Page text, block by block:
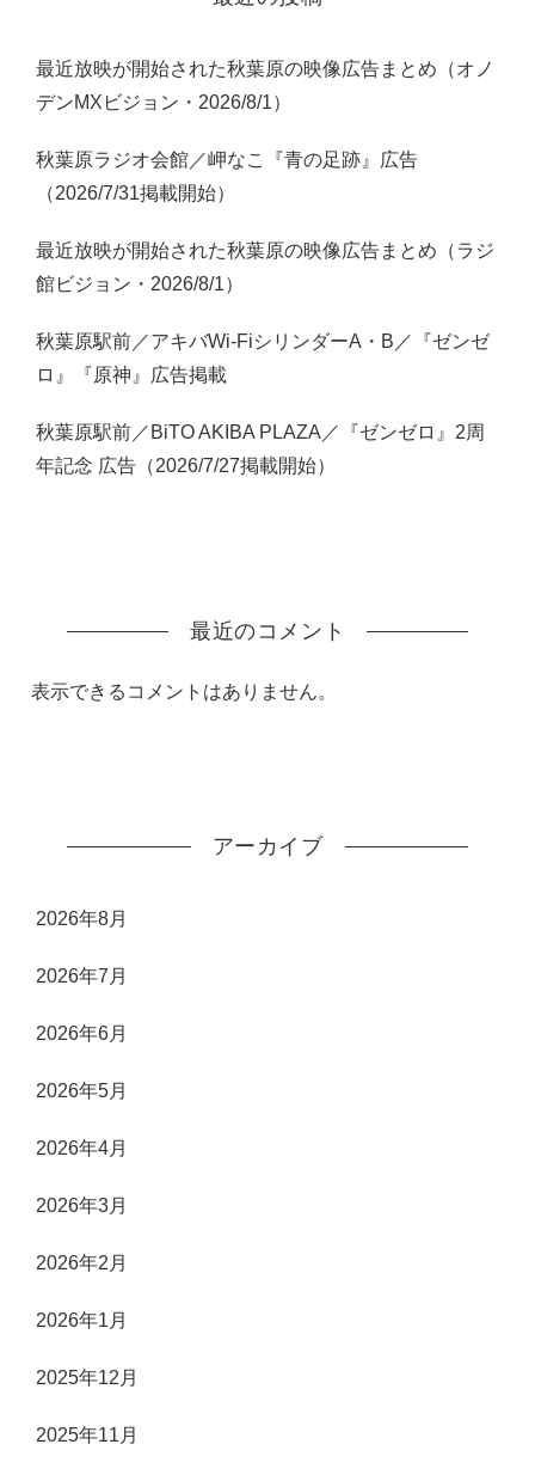
最近放映が開始された秋葉原の映像広告まとめ（オノ
デンMXビジョン・2026/8/1）
秋葉原ラジオ会館／岬なこ『青の足跡』広告
（2026/7/31掲載開始）
最近放映が開始された秋葉原の映像広告まとめ（ラジ
館ビジョン・2026/8/1）
秋葉原駅前／アキバWi-FiシリンダーA・B／『ゼンゼ
ロ』『原神』広告掲載
秋葉原駅前／BiTO AKIBA PLAZA／『ゼンゼロ』2周
年記念 広告（2026/7/27掲載開始）
最近のコメント
表示できるコメントはありません。
アーカイブ
2026年8月
2026年7月
2026年6月
2026年5月
2026年4月
2026年3月
2026年2月
2026年1月
2025年12月
2025年11月